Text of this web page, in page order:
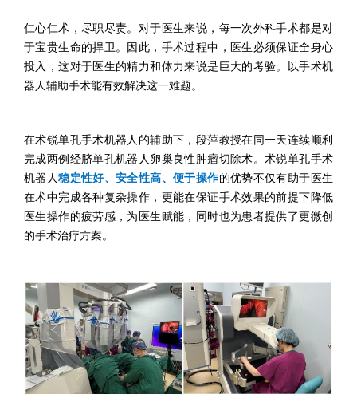
仁心仁术，尽职尽责。对于医生来说，每一次外科手术都是对
于宝贵生命的捍卫。因此，手术过程中，医生必须保证全身心
投入，这对于医生的精力和体力来说是巨大的考验。以手术机
器人辅助手术能有效解决这一难题。
在术锐单孔手术机器人的辅助下，段萍教授在同一天连续顺利
完成两例经脐单孔机器人卵巢良性肿瘤切除术。术锐单孔手术
机器人稳定性好、安全性高、便于操作的优势不仅有助于医生
在术中完成各种复杂操作，更能在保证手术效果的前提下降低
医生操作的疲劳感，为医生赋能，同时也为患者提供了更微创
的手术治疗方案。